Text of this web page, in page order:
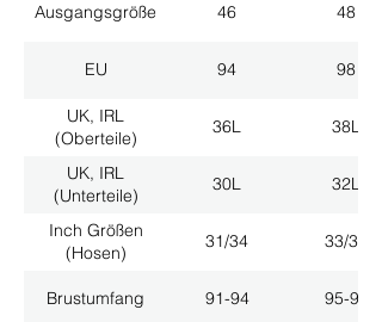
Ausgangsgröße 46 48
EU 94 98
UK, IRL
(Oberteile)
36L 38L
UK, IRL
(Unterteile)
30L 32L
Inch Größen
(Hosen)
31/34 33/34
Brustumfang 91-94 95-98